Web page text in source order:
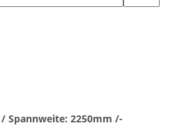
Spannweite: 2250mm /-